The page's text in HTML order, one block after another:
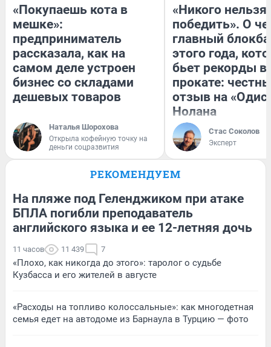
«Покупаешь кота в
мешке»:
предприниматель
рассказала, как на
самом деле устроен
бизнес со складами
дешевых товаров
Наталья Шорохова
Открыла кофейную точку на
деньги соцразвития
«Никого нельзя
победить». О
главный
этого года,
бьет рекорды в
прокате:
отзыв на
Нолана
Стас Соколов
Эксперт
РЕКОМЕНДУЕМ
На пляже под Геленджиком при атаке
БПЛА погибли преподаватель
английского языка и ее 12-летняя дочь
11 часов 11 439 7
«Плохо, как никогда до этого»: таролог о судьбе
Кузбасса и его жителей в августе
«Расходы на топливо колоссальные»: как многодетная
семья едет на автодоме из Барнаула в Турцию — фото